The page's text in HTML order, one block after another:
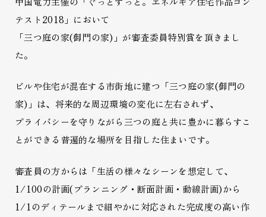
テスト2018」において
「三つ庭の家(御門の家)」が審査委員特別賞を頂きまし
た。
ビルや住宅が混在する市街地に建つ「三つ庭の家(御門の
家)」は、将来的な周辺環境の変化に左右されず、
プライバシーを守りながら三つの庭と共に豊かに暮らすこ
とができる普遍的な場所を目指した住まいです。
審査員の方からは「生活の様々なシーンを想定して、
1/100の計画(プランニング・断面計画・動線計画)から
1/1のディテールまで細やかに対応された完成度の高い作